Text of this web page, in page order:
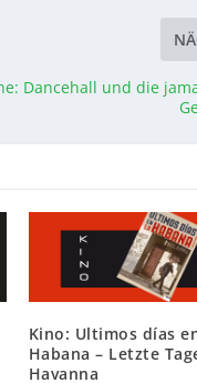
Dancehall und die
Kino: Ultimos días
Habana – Letzte
Havanna